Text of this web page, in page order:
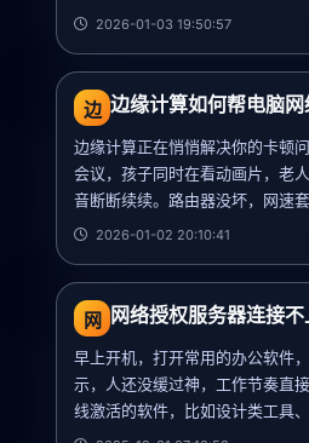
2026-01-03 19:50:57
边 边缘计算如何帮电脑
边缘计算正在悄悄解决你的卡顿
会议，孩子同时在看动画片，老
音断断续续。路由器没坏，网速
2026-01-02 20:10:41
网 网络授权服务器连接
早上开机，打开常用的办公软件
示，人还没缓过神，工作节奏直
线激活的软件，比如设计类工具